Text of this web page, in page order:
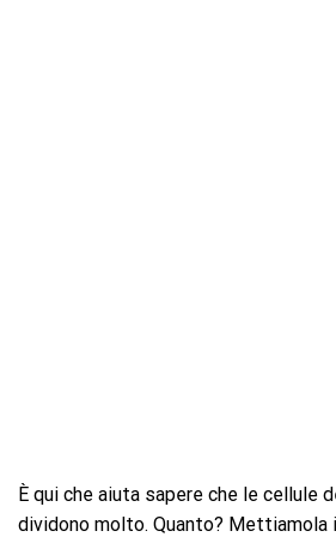
È qui che aiuta sapere che le cellule
dividono molto. Quanto? Mettiamola